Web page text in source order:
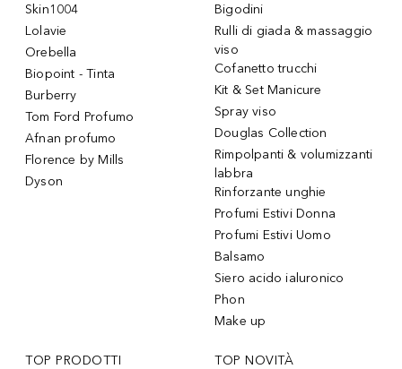
Skin1004
Lolavie
Orebella
Biopoint - Tinta
Burberry
Tom Ford Profumo
Afnan profumo
Florence by Mills
Dyson
Bigodini
Rulli di giada & massaggio
viso
Cofanetto trucchi
Kit & Set Manicure
Spray viso
Douglas Collection
Rimpolpanti & volumizzanti
labbra
Rinforzante unghie
Profumi Estivi Donna
Profumi Estivi Uomo
Balsamo
Siero acido ialuronico
Phon
Make up
TOP PRODOTTI TOP NOVITÀ